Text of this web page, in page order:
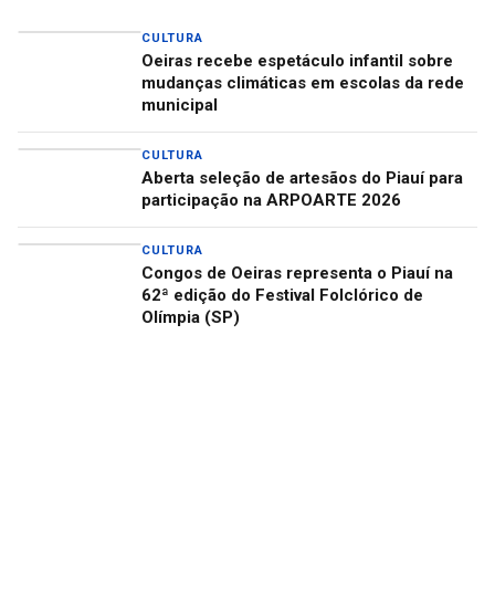
CULTURA
Oeiras recebe espetáculo infantil sobre
mudanças climáticas em escolas da rede
municipal
CULTURA
Aberta seleção de artesãos do Piauí para
participação na ARPOARTE 2026
CULTURA
Congos de Oeiras representa o Piauí na
62ª edição do Festival Folclórico de
Olímpia (SP)